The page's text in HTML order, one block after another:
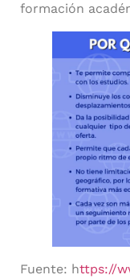
formación
Fuente: https://